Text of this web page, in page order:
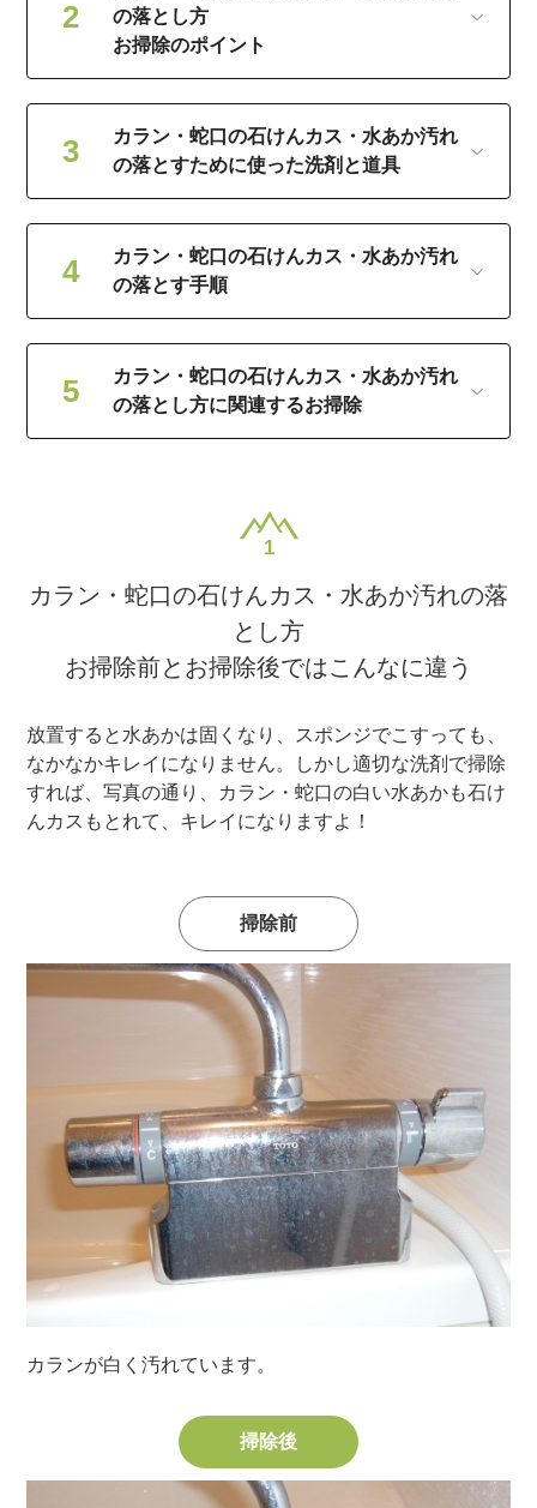
の落とし方
お掃除のポイント
カラン・蛇口の石けんカス・水あか汚れ
の落とすために使った洗剤と道具
カラン・蛇口の石けんカス・水あか汚れ
の落とす手順
カラン・蛇口の石けんカス・水あか汚れ
の落とし方に関連するお掃除
カラン・蛇口の石けんカス・水あか汚れの落
とし方
お掃除前とお掃除後ではこんなに違う
放置すると水あかは固くなり、スポンジでこすっても、
なかなかキレイになりません。しかし適切な洗剤で掃除
すれば、写真の通り、カラン・蛇口の白い水あかも石け
んカスもとれて、キレイになりますよ！
掃除前
カランが白く汚れています。
掃除後